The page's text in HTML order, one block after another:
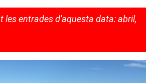
les entrades d'aquesta data: abril,